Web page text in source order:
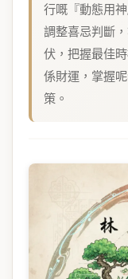
行嘅『動態用
調整喜忌判斷
伏，把握最佳
係財運，掌握
策。